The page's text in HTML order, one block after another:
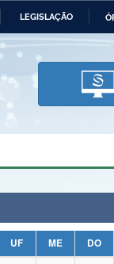
LEGISLAÇÃO
Ministério
Ministério
UF ME DO